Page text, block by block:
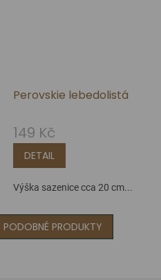
Perovskie lebedolistá
149 Kč
DETAIL
Výška sazenice cca 20 cm...
PRODUKTY